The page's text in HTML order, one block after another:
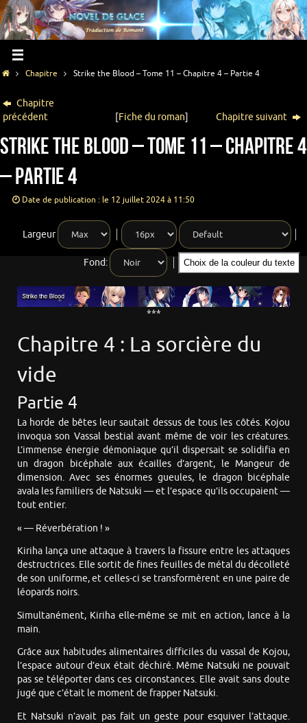
Chapitre Strike the Blood – Tome 11 – Chapitre 4 – Partie 4
Chapitre
précédent
[Fiche du roman] Chapitre suivant
Strike the Blood – Tome 11 – Chapitre 4
– Partie 4
Date de publication : le 12 juillet 2024 à 11:50
Largeur
Fond: Choix de la couleur du texte
***
Chapitre 4 : La sorcière du
vide
Partie 4
La horde de bêtes leur sautait dessus de tous les côtés. Kojou
invoqua son Vassal bestial avant même de voir les créatures.
L’immense énergie démoniaque qu’il dispersait se solidifia en
un dragon bicéphale aux écailles d’argent, le Mangeur de
dimension. Avec ses énormes gueules, le dragon bicéphale
avala les familiers de Natsuki — et l’espace qu’ils occupaient —
tout entier.
« — Réverbération ! »
Kiriha lança une attaque à travers la fissure entre les attaques
destructrices. Elle sortit de fines feuilles de métal du décolleté
de son uniforme, et celles-ci se transformèrent en une paire de
léopards noirs.
Simultanément, Kiriha elle-même se mit en action, lance à la
main.
Grâce aux habitudes alimentaires difficiles du vassal de Kojou,
l’espace autour d’eux était déchiré. Même Natsuki ne pouvait
pas se téléporter dans ces circonstances. Elle avait sans doute
jugé que c’était le moment de frapper Natsuki.
Et Natsuki n’avait pas fait un geste pour esquiver l’attaque.